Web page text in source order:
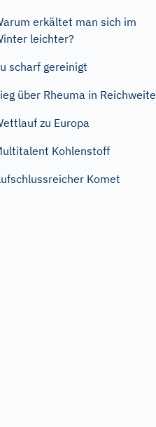
erkältet man sich im
leichter?
scharf gereinigt
über Rheuma in Reichweite
zu Europa
Kohlenstoff
Komet